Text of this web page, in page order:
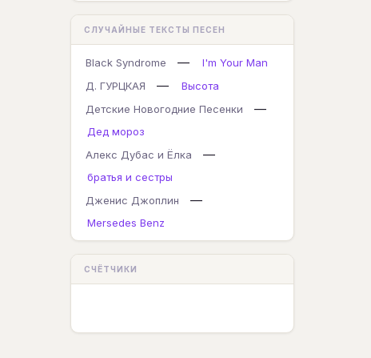
СЛУЧАЙНЫЕ ТЕКСТЫ ПЕСЕН
Black Syndrome —
I'm Your Man
Д. ГУРЦКАЯ
—
Высота
Детские Новогодние Песенки
—
Дед мороз
Алекс Дубас и Ёлка
—
братья и сестры
Дженис Джоплин
—
Mersedes Benz
СЧЁТЧИКИ